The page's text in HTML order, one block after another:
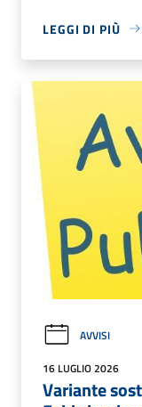
LEGGI DI PIÙ
AVVISI
16 LUGLIO 2026
Variante